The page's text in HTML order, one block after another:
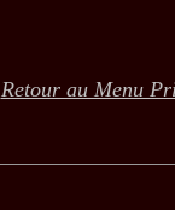
Retour au Menu